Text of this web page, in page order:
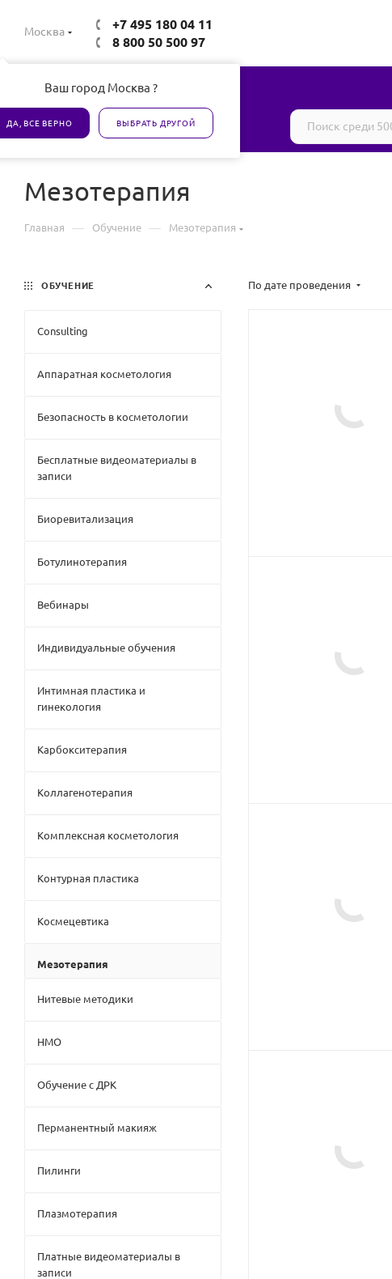
Москва
Ваш город Москва ?
ДА, ВСЕ ВЕРНО ВЫБРАТЬ ДРУГОЙ
+7 495 180 04 11
8 800 50 500 97
Все товары сертифицированы
Мезотерапия
Главная — Обучение — Мезотерапия
По дате проведения
ОБУЧЕНИЕ
Consulting
Аппаратная косметология
Безопасность в косметологии
Бесплатные видеоматериалы в
записи
Биоревитализация
Ботулинотерапия
Вебинары
Индивидуальные обучения
Интимная пластика и
гинекология
Карбокситерапия
Коллагенотерапия
Комплексная косметология
Контурная пластика
Космецевтика
Мезотерапия
Нитевые методики
НМО
Обучение с ДРК
Перманентный макияж
Пилинги
Плазмотерапия
Платные видеоматериалы в
записи